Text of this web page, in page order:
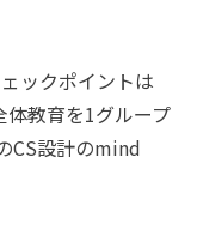
ックポイントは
教育を1グループ
CS設計のmind